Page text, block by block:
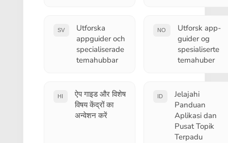
SV
Utforska
appguider och
specialiserade
temahubbar
NO
Utforsk app-
guider og
spesialiserte
temahuber
HI
ऐप गाइड और विशेष
विषय केंद्रों का
अन्वेशन करें
ID
Jelajahi
Panduan
Aplikasi dan
Pusat Topik
Terpadu